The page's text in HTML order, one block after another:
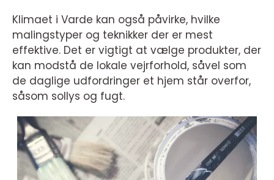
Klimaet i Varde kan også påvirke, hvilke
malingstyper og teknikker der er mest
effektive. Det er vigtigt at vælge produkter, der
kan modstå de lokale vejrforhold, såvel som
de daglige udfordringer et hjem står overfor,
såsom sollys og fugt.